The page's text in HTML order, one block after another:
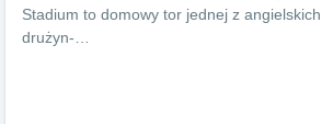
Stadium to domowy tor jednej z angielskich
drużyn-…